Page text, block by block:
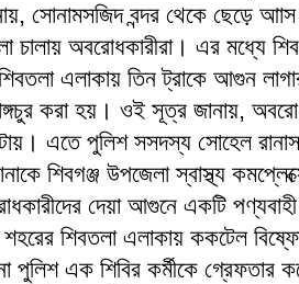
সোনামসজিদ বন্দর থেকে ছেড়ে
চালায় অবরোধকারীরা। এর মধ্যে
শিবতলা এলাকায় তিন ট্রাকে আগুন
করা হয়। ওই সূত্র জানায়,
এতে পুলিশ সসদস্য সোহেল
শিবগঞ্জ উপজেলা স্বাস্থ্য
দেয়া আগুনে একটি
শহরের শিবতলা এলাকায় ককটেল
পুলিশ এক শিবির কর্মীকে গ্রেফতার